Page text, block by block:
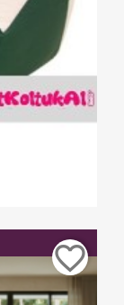
favorite_border